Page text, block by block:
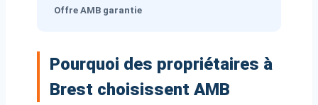
Offre AMB garantie
Pourquoi des propriétaires à
Brest choisissent AMB